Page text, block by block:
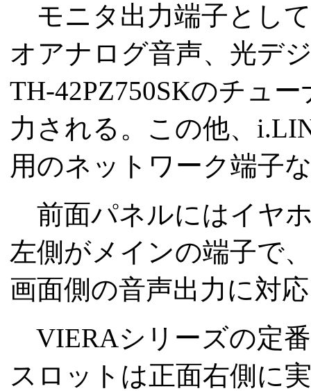
モニタ出力端子とし
オアナログ音声、光デ
TH-42PZ750SKのチュ
力される。この他、
用のネットワーク端子
前面パネルにはイヤ
左側がメインの端子で
画面側の音声出力に対
VIERAシリーズの定
スロットは正面右側に